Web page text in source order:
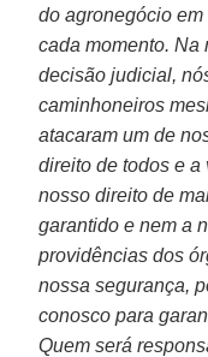
do agronegócio
cada momento. Na
decisão judicial,
caminhoneiros
atacaram um de
direito de todos e a
nosso direito de
garantido e nem a
providências dos
nossa segurança,
conosco para
Quem será